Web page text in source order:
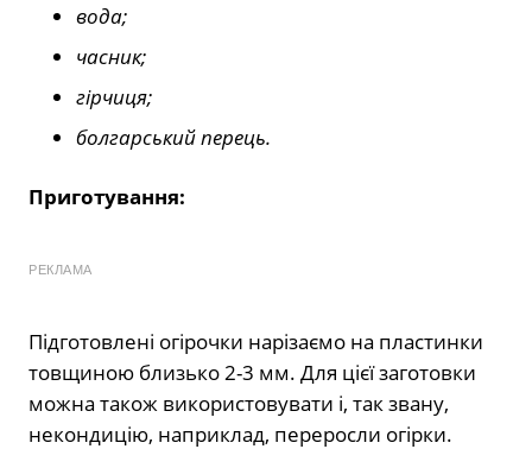
вода;
часник;
гірчиця;
болгарський перець.
Приготування:
РЕКЛАМА
Підготовлені огірочки нарізаємо на пластинки
товщиною близько 2-3 мм. Для цієї заготовки
можна також використовувати і, так звану,
некондицію, наприклад, переросли огірки.